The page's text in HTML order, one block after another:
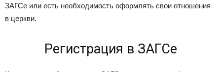
ЗАГСе или есть необходимость оформлять свои отношения
в церкви.
Регистрация в ЗАГСе